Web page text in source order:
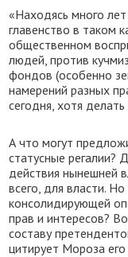
«Находясь много
главенство в таком
общественном
людей, против
фондов (особенно
намерений разных
сегодня, хотя
А что могут
статусные регалии?
действия нынешней
всего, для власти.
консолидирующей
прав и интересов?
составу
цитирует Мороза